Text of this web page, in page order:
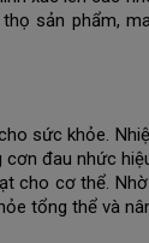
sản phẩm,
sức khỏe.
đau nhức
cho cơ thể.
tổng thể và